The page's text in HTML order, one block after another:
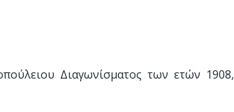
Διαγωνίσματος των ετών 1908,